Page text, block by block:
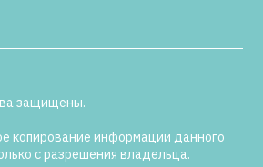
защищены.
копирование информации данного
с разрешения владельца.